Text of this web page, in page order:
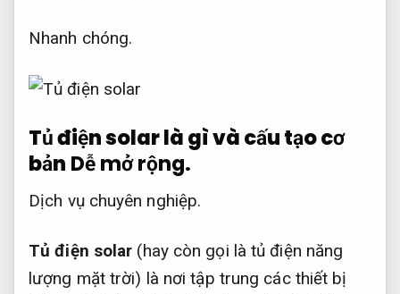
Nhanh chóng.
Tủ điện solar là gì và cấu tạo cơ
bản Dễ mở rộng.
Dịch vụ chuyên nghiệp.
Tủ điện solar (hay còn gọi là tủ điện năng
lượng mặt trời) là nơi tập trung các thiết bị